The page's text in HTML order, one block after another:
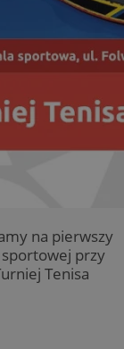
na pierwszy
przy
Tenisa